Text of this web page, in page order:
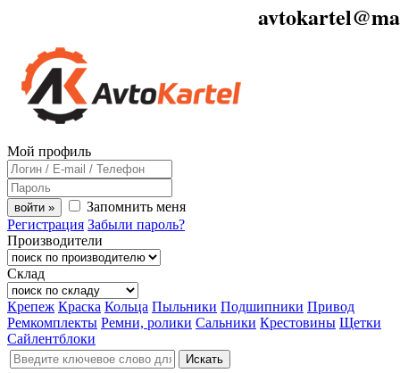
Мой профиль
войти »
Запомнить меня
Регистрация Забыли пароль?
Производители
Склад
Крепеж Краска Кольца Пыльники Подшипники Привод
Ремкомплекты Ремни, ролики Сальники Крестовины Щетки
Сайлентблоки